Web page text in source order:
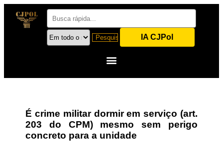
IA CJPol
É crime militar dormir em serviço (art.
203 do CPM) mesmo sem perigo
concreto para a unidade